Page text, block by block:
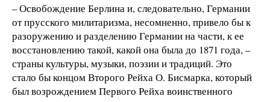
– Освобождение Берлина и, следовательно, Германии
от прусского милитаризма, несомненно, привело бы к
разоружению и разделению Германии на части, к ее
восстановлению такой, какой она была до 1871 года, –
страны культуры, музыки, поэзии и традиций. Это
стало бы концом Второго Рейха О. Бисмарка, который
был возрождением Первого Рейха воинственного